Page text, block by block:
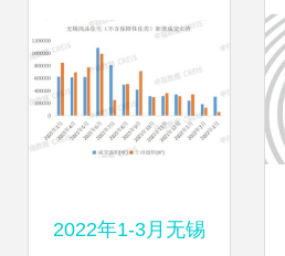
2022年1-3月无锡